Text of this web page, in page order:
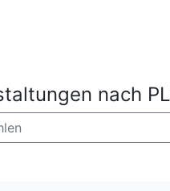
nach